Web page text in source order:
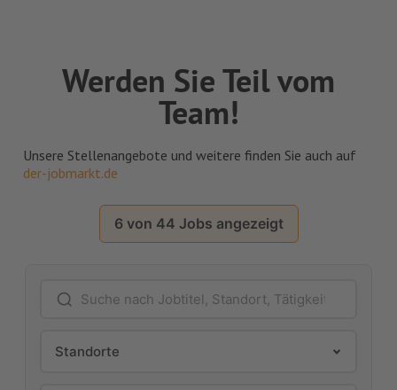
Werden Sie Teil vom
Team!
Unsere Stellenangebote und weitere finden Sie auch auf
der-jobmarkt.de
6 von 44 Jobs angezeigt
Nach Jobs suchen
Standorte